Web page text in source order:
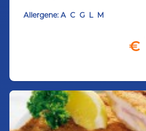
Allergene: A C G L M
€